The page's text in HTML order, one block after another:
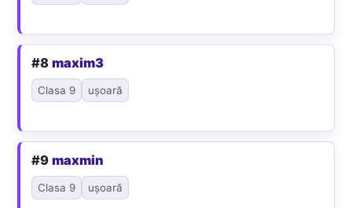
#8maxim3
Clasa 9 ușoară
#9maxmin
Clasa 9 ușoară